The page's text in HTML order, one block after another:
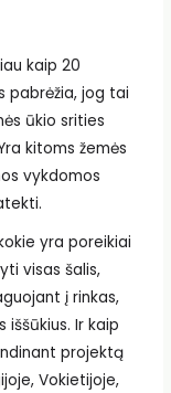
kaip 20
pabrėžia, jog tai
ūkio srities
kitoms žemės
vykdomos
yra poreikiai
visas šalis,
į rinkas,
iššūkius. Ir kaip
projektą
Vokietijoje,